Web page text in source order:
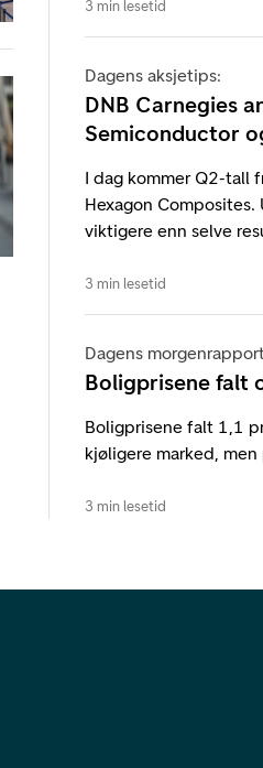
3 min lesetid
Dagens aksjetips:
DNB Carnegies
Semiconductor
I dag kommer Q2-tall
Hexagon
viktigere enn selve
3 min lesetid
Dagens
Boligprisene falt
Boligprisene falt 1,1
kjøligere marked,
3 min lesetid